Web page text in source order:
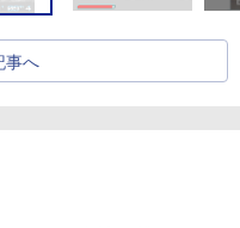
事へ